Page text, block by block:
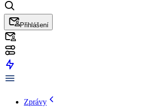
Přihlášení
Zprávy